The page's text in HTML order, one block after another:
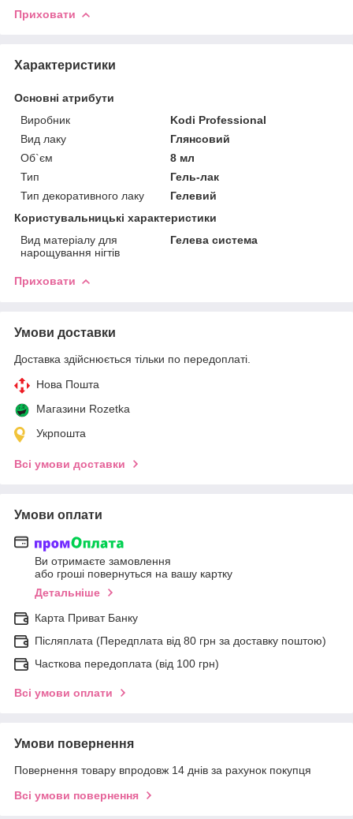
Приховати
Характеристики
Основні атрибути
Виробник
Kodi Professional
Вид лаку
Глянсовий
Об`єм
8 мл
Тип
Гель-лак
Тип декоративного лаку
Гелевий
Користувальницькі характеристики
Вид матеріалу для
нарощування нігтів
Гелева система
Приховати
Умови доставки
Доставка здійснюється тільки по передоплаті.
Нова Пошта
Магазини Rozetka
Укрпошта
Всі умови доставки
Умови оплати
Ви отримаєте замовлення
або гроші повернуться на вашу картку
Детальніше
Карта Приват Банку
Післяплата (Передплата від 80 грн за доставку поштою)
Часткова передоплата (від 100 грн)
Всі умови оплати
Умови повернення
Повернення товару впродовж 14 днів за рахунок покупця
Всі умови повернення